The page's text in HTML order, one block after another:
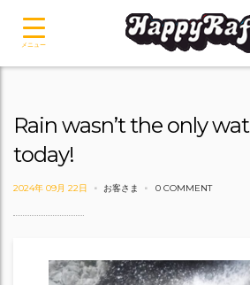
Rain wasn’t the only
today!
2024年 09月 22日 お客さま 0 COMMENT
メニュー